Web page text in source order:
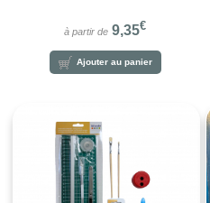
à partir de 9,35€
Ajouter au panier